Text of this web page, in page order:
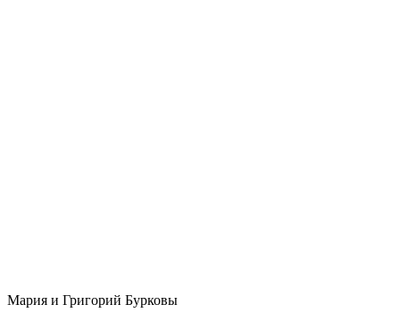
Мария и Григорий Бурковы